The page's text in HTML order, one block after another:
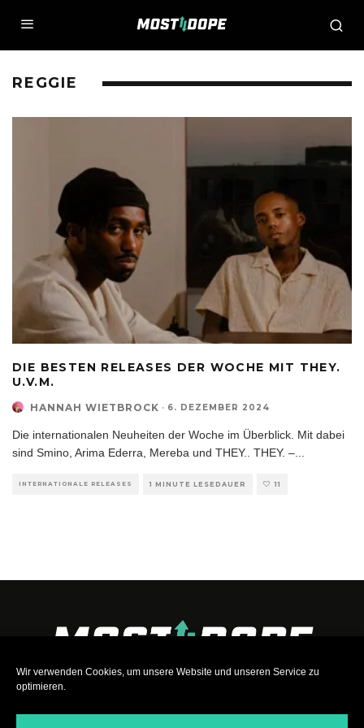
Wir verwenden Cookies, um unsere Website und unseren Service zu
optimieren.
REGGIE
DIE BESTEN RELEASES DER WOCHE MIT THEY.
U.V.M.
HANNAH WIETBROCK · 6. DEZEMBER 2024
Die internationalen Neuheiten der Woche im Überblick. Mit dabei
sind Smino, Arima Ederra, Mereba und THEY.. THEY. –
INTERNATIONALE RELEASES 1 MINUTE LESEDAUER 11